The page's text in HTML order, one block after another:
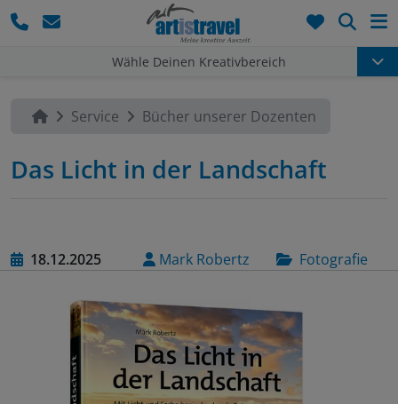
Wähle Deinen Kreativbereich
Service Bücher unserer Dozenten
Das Licht in der Landschaft
18.12.2025 Mark Robertz Fotografie